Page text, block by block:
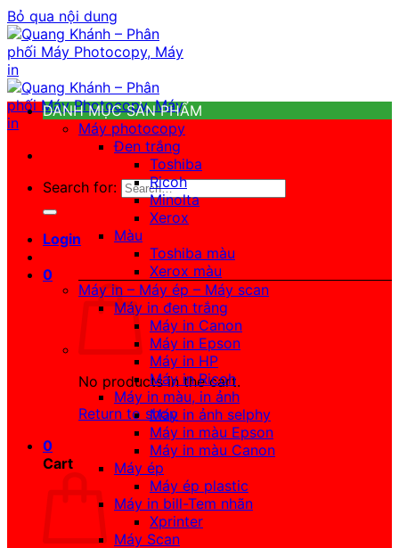
Bỏ qua nội dung
Search for:
Login
0
No products in the cart.
Return to shop
0
Cart
DANH MỤC SẢN PHẨM
Máy photocopy
Đen trắng
Toshiba
Ricoh
Minolta
Xerox
Màu
Toshiba màu
Xerox màu
Máy in – Máy ép – Máy scan
Máy in đen trắng
Máy in Canon
Máy in Epson
Máy in HP
Máy in Ricoh
Máy in màu, in ảnh
Máy in ảnh selphy
Máy in màu Epson
Máy in màu Canon
Máy ép
Máy ép plastic
Máy in bill-Tem nhãn
Xprinter
Máy Scan